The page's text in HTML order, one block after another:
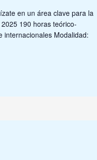
en un área clave para la
190 horas teórico-
internacionales Modalidad: